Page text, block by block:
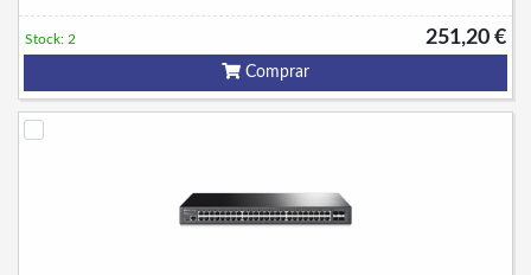
251,20 €
Stock: 2
Comprar